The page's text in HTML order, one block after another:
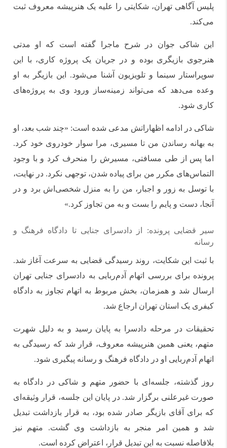
پلیس آگاهی تهران، شکایتی را علیه یک هنرپیشه معروف ثبت
می‌کند.
این شاکی جوان در شرح ماجرا گفته است که او مدتی
هنرجوی بازیگری بوده و در جریان یک پروژه کاری، با این
سوپراستار سینما و تلویزیون آشنا می‌شود. این بازیگر به او
وعده می‌دهد که می‌تواند زمینه‌ساز ورود وی به پروژه‌های
کاری شود.
شاکی در ادامه اظهاراتش مدعی شده است: «چند شب بعد، او
به بهانه رساندن من تا مسیری، مرا سوار خودروی خود کرد.
اما پس از طی مسافتی، مسیرش را منحرف کرد و با وجود
التماس‌های مکرر من برای پیاده شدن، توجهی نکرد. در نهایت،
با توسل به زور و اجبار، من را به منزل شخصی‌اش برد و در
آنجا، دست و پایم را بست و به من تجاوز کرد.»
سیر قضایی پرونده: از دادسرای جنایی تا دادگاه فرهنگ و
رسانه
با ثبت این شکایت، روند رسیدگی قضایی به سرعت آغاز شد.
پرونده برای بررسی اتهام آدم‌ربایی به دادسرای جنایی تهران
ارسال شد و همزمان، بخش مربوط به اتهام تجاوز به دادگاه
کیفری یک استان تهران ارجاع شد.
تحقیقات در مرحله دادسرا به پایان رسید و به دلیل شهرت
متهم، یعنی همین هنرپیشه معروف، قرار شد که رسیدگی به
اتهام آدم‌ربایی او در دادگاه فرهنگ و رسانه پیگیری شود.
روز گذشته، جلسه‌ای با حضور متهم و شاکی در دادگاه به
صورت غیرعلنی برگزار شد. در پایان این جلسه، قرار وثیقه‌ای
که برای آقای بازیگر صادر شده بود، به قرار بازداشت تبدیل
شد و همین امر منجر به بازداشت وی گشت. متهم نیز
بلافاصله نسبت به این تبدیل قرار، اعتراض کرده است.